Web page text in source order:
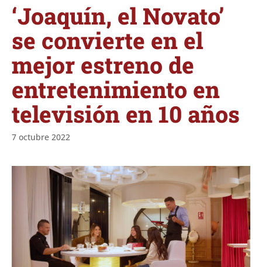
‘Joaquín, el Novato’
se convierte en el
mejor estreno de
entretenimiento en
televisión en 10 años
7 octubre 2022